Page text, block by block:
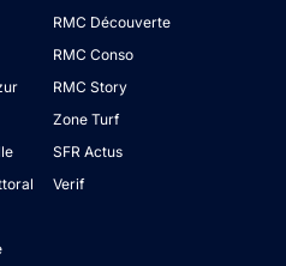
RMC Découverte
RMC Conso
RMC Story
Zone Turf
SFR Actus
Verif